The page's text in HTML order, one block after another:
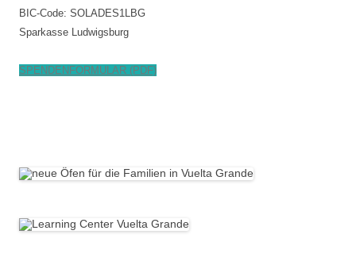
BIC-Code: SOLADES1LBG
Sparkasse Ludwigsburg
SPENDENFORMULAR (PDF)